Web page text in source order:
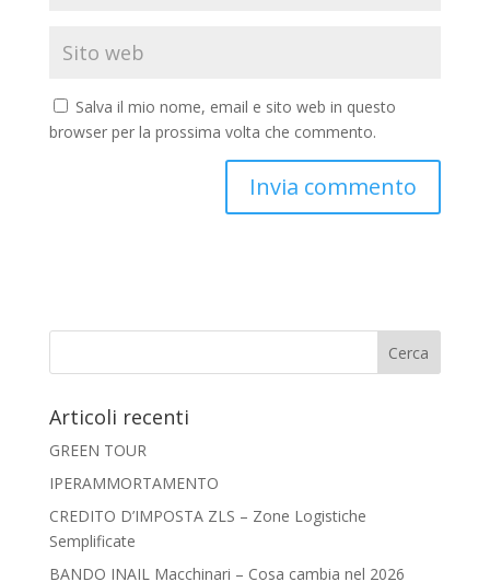
Salva il mio nome, email e sito web in questo
browser per la prossima volta che commento.
Articoli recenti
GREEN TOUR
IPERAMMORTAMENTO
CREDITO D’IMPOSTA ZLS – Zone Logistiche
Semplificate
BANDO INAIL Macchinari – Cosa cambia nel 2026